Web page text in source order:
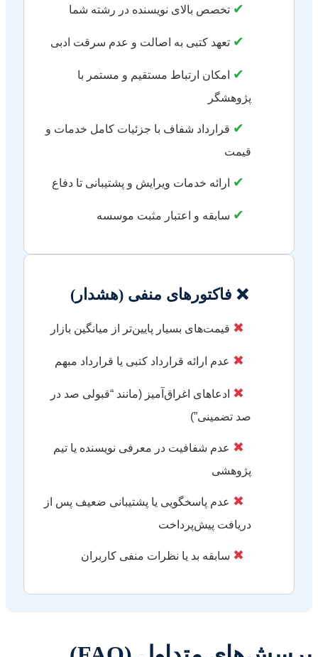
✔ تخصص بالای نویسنده در رشته شما
✔ تعهد کتبی به اصالت و عدم سرقت ادبی
✔
امکان ارتباط مستقیم و مستمر با
پژوهشگر
✔ قرارداد شفاف با جزئیات کامل خدمات و
قیمت
✔ ارائه خدمات ویرایش و پشتیبانی تا دفاع
✔ سابقه و اعتبار مثبت موسسه
❌ فاکتورهای منفی (هشدار)
✖ قیمت‌های بسیار پایین‌تر از میانگین بازار
✖ عدم ارائه قرارداد کتبی یا قرارداد مبهم
✖ ادعاهای اغراق‌آمیز (مانند “قبولی صد در
صد تضمینی”)
✖ عدم شفافیت در معرفی نویسنده یا تیم
پژوهشی
✖ عدم پاسخگویی یا پشتیبانی ضعیف پس از
دریافت پیش‌پرداخت
✖ سابقه بد یا نظرات منفی کاربران